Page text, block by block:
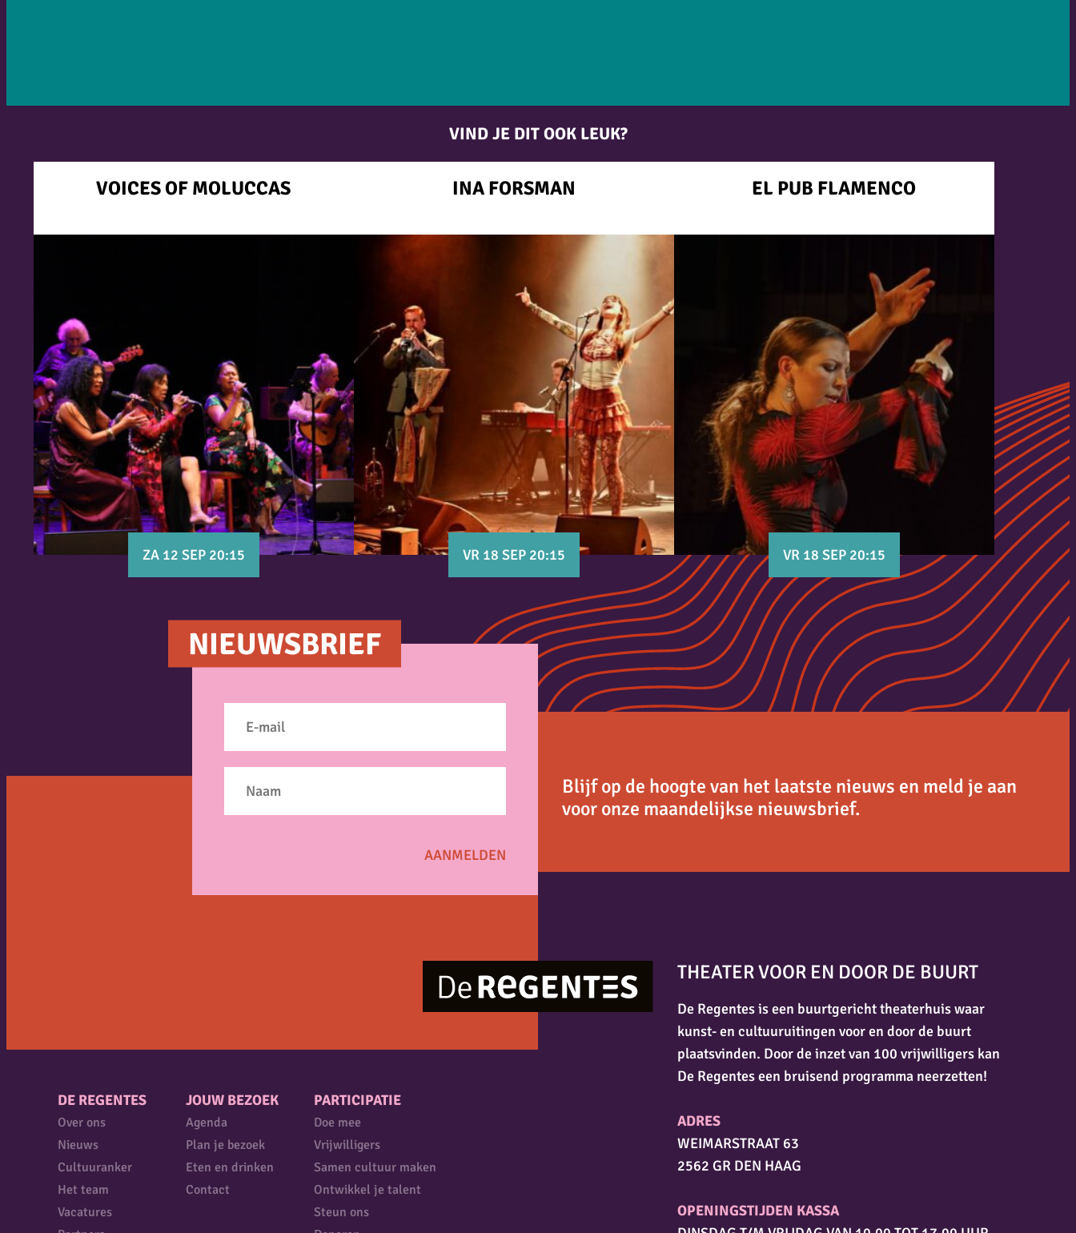
VIND JE DIT OOK LEUK?
VOICES OF MOLUCCAS
ZA 12 SEP 20:15
INA FORSMAN
VR 18 SEP 20:15
EL PUB FLAMENCO
VR 18 SEP 20:15
NIEUWSBRIEF
Blijf op de hoogte van het laatste nieuws en meld je aan
voor onze maandelijkse nieuwsbrief.
DE REGENTES
Over ons
Nieuws
Cultuuranker
Het team
Vacatures
JOUW BEZOEK
Agenda
Plan je bezoek
Eten en drinken
Contact
PARTICIPATIE
Doe mee
Vrijwilligers
Samen cultuur maken
Ontwikkel je talent
Steun ons
THEATER VOOR EN DOOR DE BUURT
De Regentes is een buurtgericht theaterhuis waar
kunst- en cultuuruitingen voor en door de buurt
plaatsvinden. Door de inzet van 100 vrijwilligers kan
De Regentes een bruisend programma neerzetten!
ADRES
WEIMARSTRAAT 63
2562 GR DEN HAAG
OPENINGSTIJDEN KASSA